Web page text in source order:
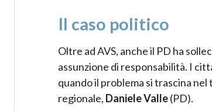
Il caso politico
Oltre ad AVS, anche il PD ha
assunzione di responsabilità. I
quando il problema si trascina
regionale, Daniele Valle(PD).